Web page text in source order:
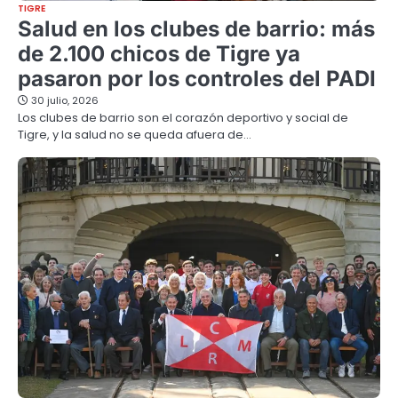
TIGRE
Salud en los clubes de barrio: más
de 2.100 chicos de Tigre ya
pasaron por los controles del PADI
30 julio, 2026
Los clubes de barrio son el corazón deportivo y social de
Tigre, y la salud no se queda afuera de…